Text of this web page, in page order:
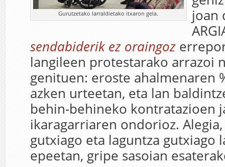
Gurutzetako larraldietako itxaron gela.
joan
sendabiderik ez oraingoz
langileen protestarako arrazoi
genituen: eroste ahalmenaren
azken urteetan, eta lan
behin-behineko kontratazioen
ikaragarriaren ondorioz.
gutxiago eta laguntza gutxiago
epeetan, gripe sasoian